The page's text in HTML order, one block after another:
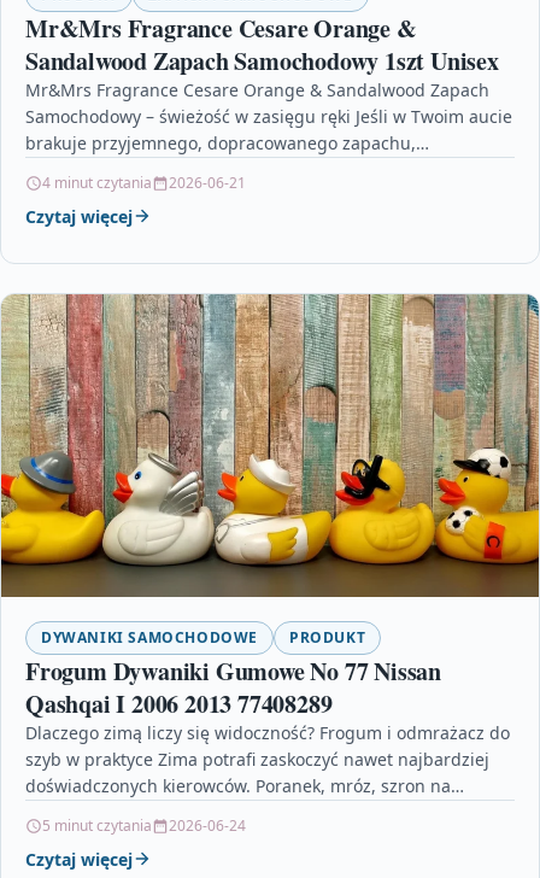
Mr&Mrs Fragrance Cesare Orange &
Sandalwood Zapach Samochodowy 1szt Unisex
Mr&Mrs Fragrance Cesare Orange & Sandalwood Zapach
Samochodowy – świeżość w zasięgu ręki Jeśli w Twoim aucie
brakuje przyjemnego, dopracowanego zapachu,
4 minut czytania 2026-06-21
Czytaj więcej
DYWANIKI SAMOCHODOWE PRODUKT
Frogum Dywaniki Gumowe No 77 Nissan
Qashqai I 2006 2013 77408289
Dlaczego zimą liczy się widoczność? Frogum i odmrażacz do
szyb w praktyce Zima potrafi zaskoczyć nawet najbardziej
doświadczonych kierowców. Poranek, mróz, szron na
5 minut czytania 2026-06-24
Czytaj więcej